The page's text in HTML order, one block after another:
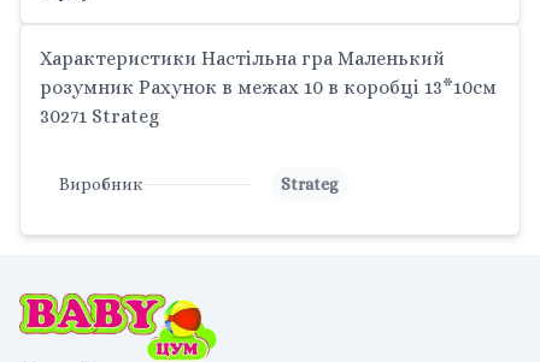
Характеристики Настільна гра Маленький
розумник Рахунок в межах 10 в коробці 13*10см
30271 Strateg
Виробник Strateg